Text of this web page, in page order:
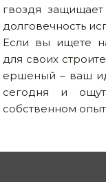
гвоздя
долговечность
Если вы ищете
для своих
ершеный – ваш
сегодня и
собственном